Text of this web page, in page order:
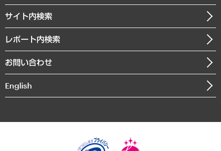
まちづくり・観光・交通・スポーツ・スマートシティ
自然資源・農林水産業・食料システム
受託・受注実績（官公庁関連）
メディア掲載・出演
沿革
組織図・本部部室紹介
インドネシア現地法人
個人情報保護方針
お知らせ
サイト内検索
レポート内検索
お問い合わせ
English